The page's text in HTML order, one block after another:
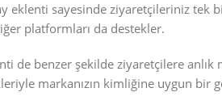
eklenti sayesinde ziyaretçileriniz tek
platformları da destekler.
de benzer şekilde ziyaretçilere anlık
markanızın kimliğine uygun bir